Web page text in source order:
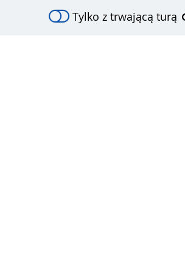
Tylko z trwającą turą